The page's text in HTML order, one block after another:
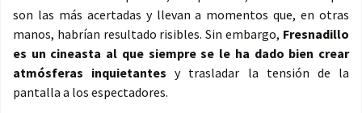
son las más acertadas y llevan a momentos que, en otras
manos, habrían resultado risibles. Sin embargo, Fresnadillo
es un cineasta al que siempre se le ha dado bien crear
atmósferas inquietantes y trasladar la tensión de la
pantalla a los espectadores.